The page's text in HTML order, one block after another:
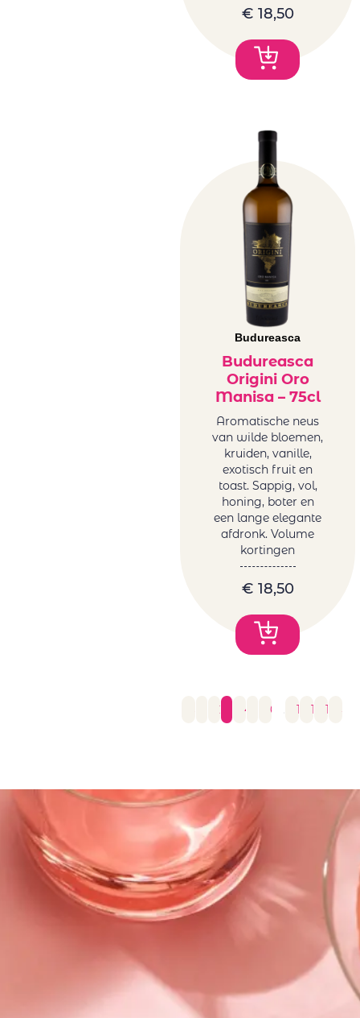
€ 18,50
Budureasca
Budureasca
Origini Oro
Manisa – 75cl
Aromatische neus
van wilde bloemen,
kruiden, vanille,
exotisch fruit en
toast. Sappig, vol,
honing, boter en
een lange elegante
afdronk. Volume
kortingen
€ 18,50
2 4 6 15 16 17 →